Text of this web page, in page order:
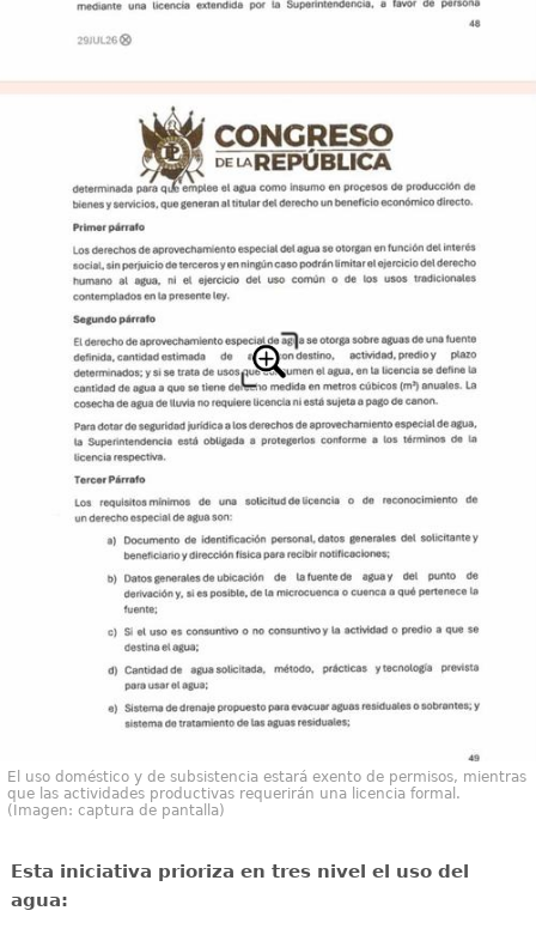
El uso doméstico y de subsistencia estará exento de permisos, mientras
que las actividades productivas requerirán una licencia formal.
(Imagen: captura de pantalla)
Esta iniciativa prioriza en tres nivel el uso del
agua: